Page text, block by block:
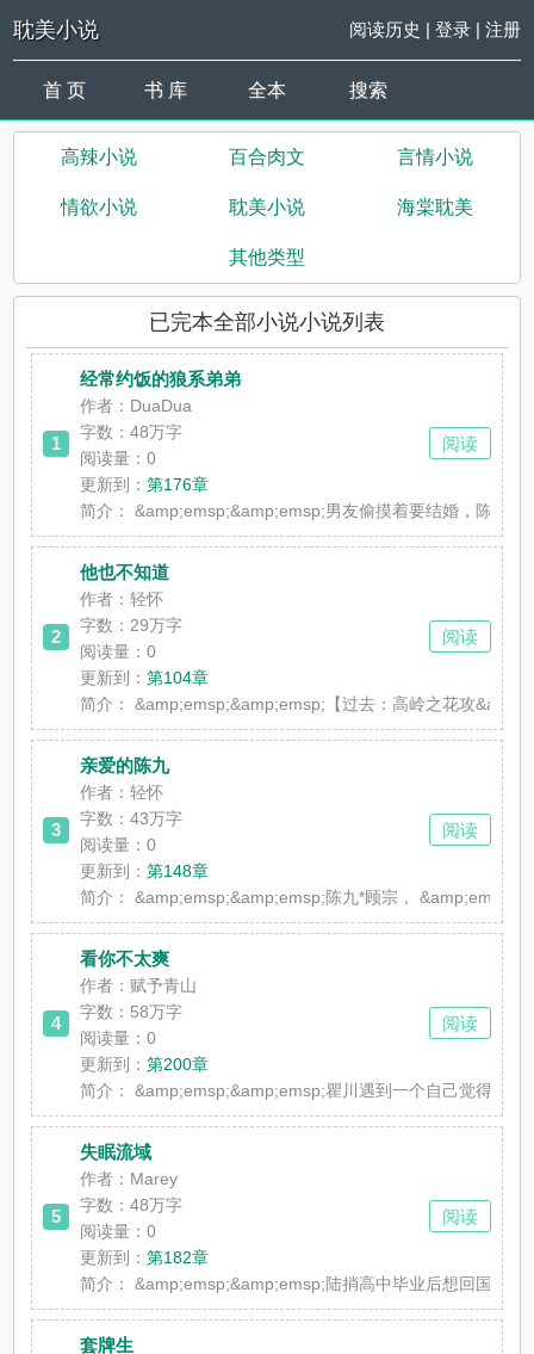
耽美小说 阅读历史 | 登录| 注册
首 页 书 库 全本 搜索
高辣小说 百合肉文 言情小说
情欲小说 耽美小说 海棠耽美
其他类型
已完本全部小说小说列表
1
经常约饭的狼系弟弟
作者：DuaDua
字数：48万字
阅读量：0
更新到：第176章
简介：
&amp;emsp;&amp;emsp;男友偷摸着要结婚，陈遇
阅读
2
他也不知道
作者：轻怀
字数：29万字
阅读量：0
更新到：第104章
简介：
&amp;emsp;&amp;emsp;【过去：高岭之花攻
阅读
3
亲爱的陈九
作者：轻怀
字数：43万字
阅读量：0
更新到：第148章
简介：
&amp;emsp;&amp;emsp;陈九*顾宗，
阅读
4
看你不太爽
作者：赋予青山
字数：58万字
阅读量：0
更新到：第200章
简介：
&amp;emsp;&amp;emsp;瞿川遇到一个自己觉得这
阅读
5
失眠流域
作者：Marey
字数：48万字
阅读量：0
更新到：第182章
简介：
&amp;emsp;&amp;emsp;陆捎高中毕业后想回国玩
阅读
套牌生